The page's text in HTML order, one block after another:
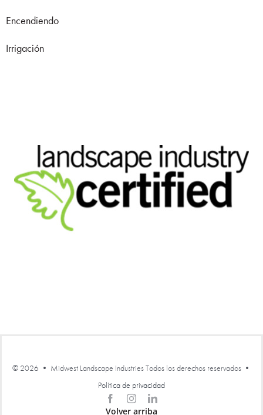
Encendiendo
Irrigación
© 2026 • Midwest Landscape Industries Todos los derechos reservados •
Política de privacidad
Volver arriba